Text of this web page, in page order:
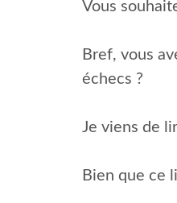
Vous
Bref, vous
échecs ?
Je viens de
Bien que ce